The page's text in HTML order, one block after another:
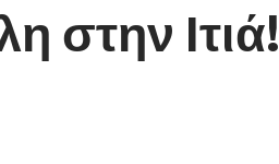
στην Ιτιά!